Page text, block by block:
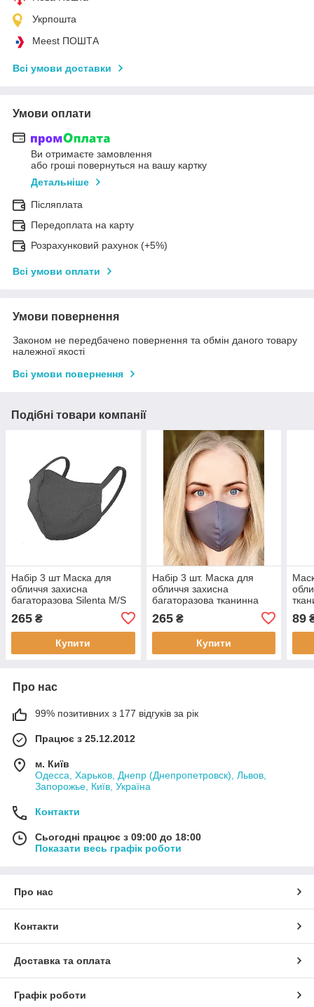
Укрпошта
Meest ПОШТА
Всі умови доставки
Умови оплати
Ви отримаєте замовлення
або гроші повернуться на вашу картку
Детальніше
Післяплата
Передоплата на карту
Розрахунковий рахунок (+5%)
Всі умови оплати
Умови повернення
Законом не передбачено повернення та обмін даного товару
належної якості
Всі умови повернення
Подібні товари компанії
Набір 3 шт Маска для
обличчя захисна
багаторазова Silenta M/S
Графіт, маска зачарована
265 ₴
Купити
Набір 3 шт. Маска для
обличчя захисна
багаторазова тканинна
Silenta L-size, Темно-сірий
265₴
Купити
89
Про нас
99% позитивних з 177 відгуків за рік
Працює з 25.12.2012
м. Київ
Одесса, Харьков, Днепр (Днепропетровск), Львов,
Запорожье, Київ, Україна
Контакти
Сьогодні працює з 09:00 до 18:00
Показати весь графік роботи
Про нас
Контакти
Доставка та оплата
Графік роботи